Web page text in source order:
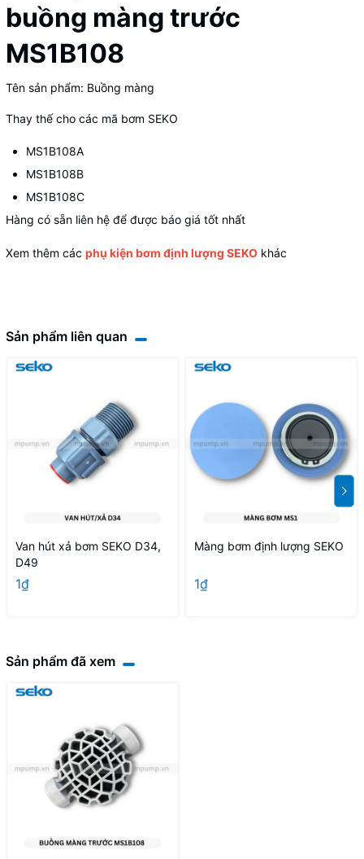
buồng màng trước
MS1B108
Tên sản phẩm: Buồng màng
Thay thế cho các mã bơm SEKO
MS1B108A
MS1B108B
MS1B108C
Hàng có sẵn liên hệ để được báo giá tốt nhất
Xem thêm các phụ kiện bơm định lượng SEKO khác
Sản phẩm liên quan
Van hút xả bơm SEKO D34,
D49
1₫
Màng bơm định lượng SEKO
1₫
Sản phẩm đã xem